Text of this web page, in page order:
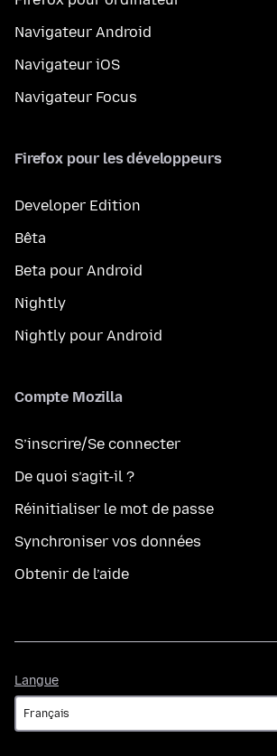
Navigateur Android
Navigateur iOS
Navigateur Focus
Firefox pour les développeurs
Developer Edition
Bêta
Beta pour Android
Nightly
Nightly pour Android
Compte Mozilla
S’inscrire/Se connecter
De quoi s’agit-il ?
Réinitialiser le mot de passe
Synchroniser vos données
Obtenir de l’aide
Langue